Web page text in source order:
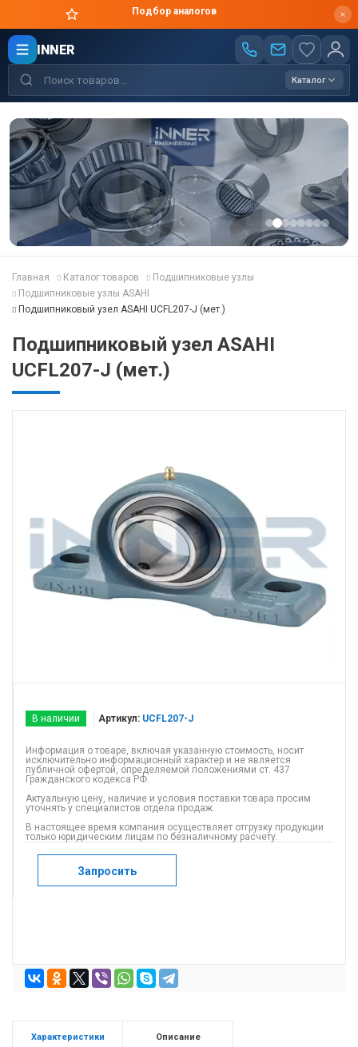
Подбор аналогов
INNER
Каталог
Главная Каталог товаров
Подшипниковые узлы
Подшипниковые узлы ASAHI
Подшипниковый узел ASAHI UCFL207-J (мет.)
Подшипниковый узел ASAHI
UCFL207-J (мет.)
В наличии Артикул: UCFL207-J
Информация о товаре, включая указанную стоимость, носит
исключительно информационный характер и не является
публичной офертой, определяемой положениями ст. 437
Гражданского кодекса РФ.
Актуальную цену, наличие и условия поставки товара просим
уточнять у специалистов отдела продаж.
В настоящее время компания осуществляет отгрузку продукции
только юридическим лицам по безналичному расчету.
Запросить
Характеристики Описание